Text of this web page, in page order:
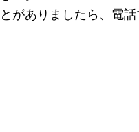
がありましたら、電